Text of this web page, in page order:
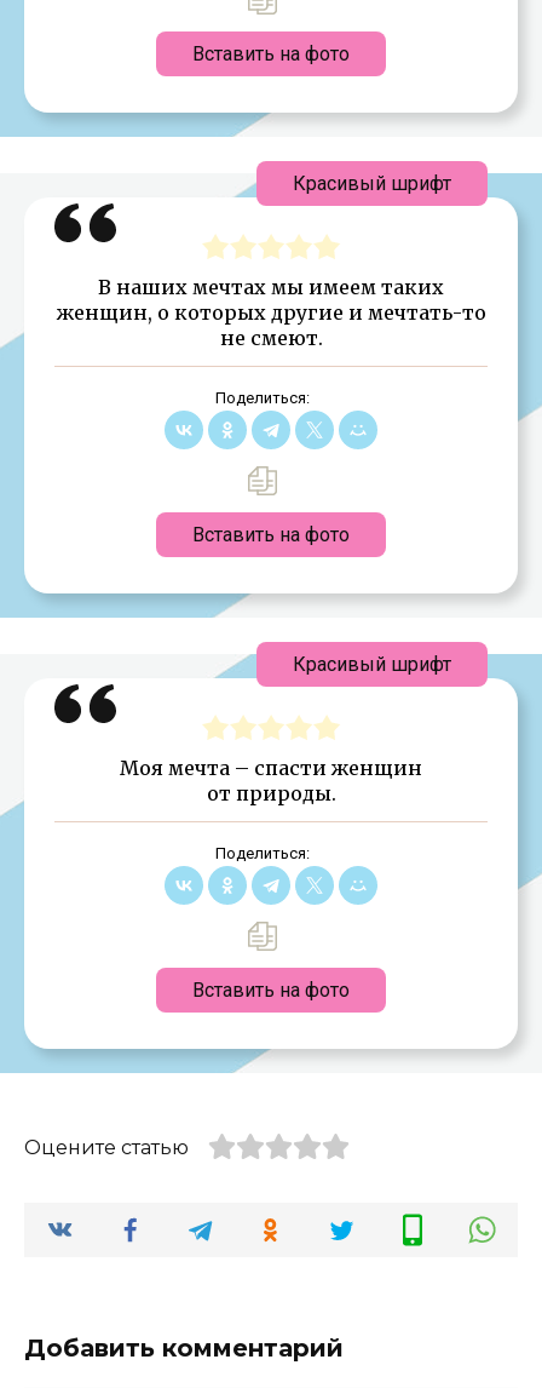
Вставить на фото
В наших мечтах мы имеем таких
женщин, о которых другие и мечтать-то
не смеют.
Поделиться:
Вставить на фото
Красивый шрифт
Моя мечта – спасти женщин
от природы.
Поделиться:
Вставить на фото
Красивый шрифт
Оцените статью
Добавить комментарий